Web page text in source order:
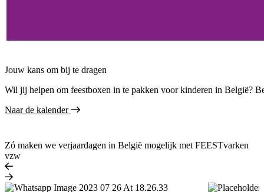
Jouw kans om bij te dragen
Wil jij helpen om feestboxen in te pakken voor kinderen in België?
Naar de kalender
Zó maken we verjaardagen in België mogelijk met FEESTvarken
vzw